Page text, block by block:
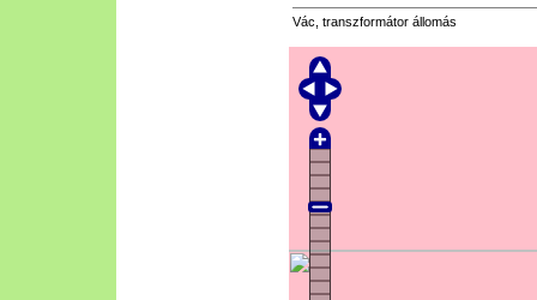
Vác, transzformátor állomás